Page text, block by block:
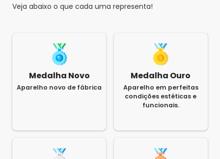
Veja abaixo o que cada uma representa!
Medalha Novo
Aparelho novo de fábrica
Medalha Ouro
Aparelho em perfeitas
condições estéticas e
funcionais.